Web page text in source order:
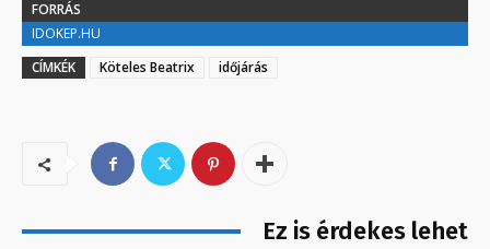
FORRÁS
IDOKEP.HU
CÍMKÉK
Köteles Beatrix időjárás
Ez is érdekes lehet